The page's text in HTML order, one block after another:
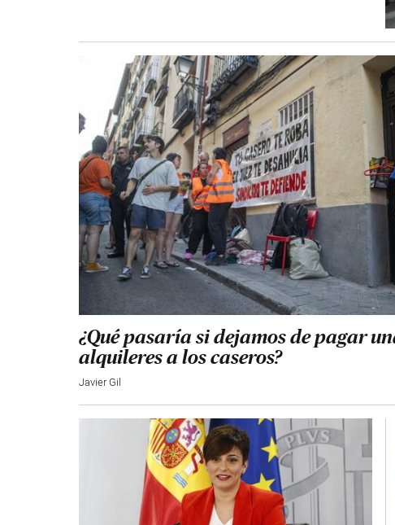
¿Qué pasaría si dejamos de pagar
alquileres a los caseros?
Javier Gil